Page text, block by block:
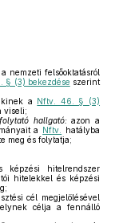
nemzeti felsőoktatásról
§ (3) bekezdése szerint
a Nftv. 46. § (3)
viseli;
hallgató:azon a
a Nftv.
hatályba
meg és folytatja;
hitelrendszer
hitelekkel és képzési
cél megjelölésével
célja a fennálló